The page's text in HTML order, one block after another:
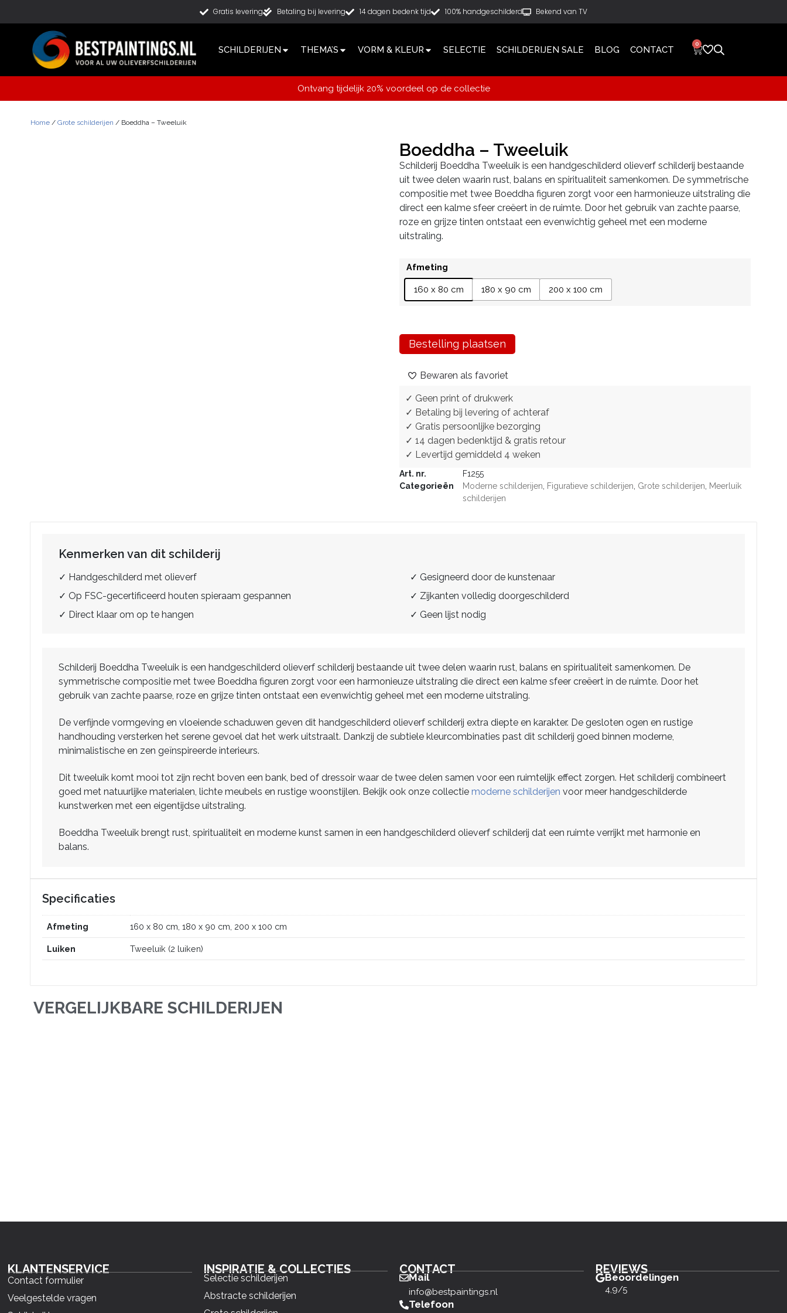
Gratis levering Betaling bij levering 14 dagen bedenk tijd 100% handgeschilderd Bekend van TV
SCHILDERIJEN THEMA’S VORM & KLEUR SELECTIE SCHILDERIJEN SALE BLOG CONTACT
0
Ontvang tijdelijk 20% voordeel op de collectie
Home / Grote schilderijen / Boeddha – Tweeluik
Boeddha – Tweeluik
Schilderij Boeddha Tweeluik is een handgeschilderd olieverf schilderij bestaande
uit twee delen waarin rust, balans en spiritualiteit samenkomen. De symmetrische
compositie met twee Boeddha figuren zorgt voor een harmonieuze uitstraling die
direct een kalme sfeer creëert in de ruimte. Door het gebruik van zachte paarse,
roze en grijze tinten ontstaat een evenwichtig geheel met een moderne
uitstraling.
Afmeting
160 x 80 cm 180 x 90 cm 200 x 100 cm
Bestelling plaatsen
Bewaren als favoriet
✓ Geen print of drukwerk
✓ Betaling bij levering of achteraf
✓ Gratis persoonlijke bezorging
✓ 14 dagen bedenktijd & gratis retour
✓ Levertijd gemiddeld 4 weken
Art. nr.
F1255
Categorieën
Moderne schilderijen Figuratieve schilderijen Grote schilderijen
Meerluik
schilderijen
Kenmerken van dit schilderij
✓ Handgeschilderd met olieverf
✓ Gesigneerd door de kunstenaar
✓ Op FSC-gecertificeerd houten spieraam gespannen
✓ Zijkanten volledig doorgeschilderd
✓ Direct klaar om op te hangen
✓ Geen lijst nodig
Schilderij Boeddha Tweeluik is een handgeschilderd olieverf schilderij bestaande uit twee delen waarin rust, balans en spiritualiteit samenkomen. De
symmetrische compositie met twee Boeddha figuren zorgt voor een harmonieuze uitstraling die direct een kalme sfeer creëert in de ruimte. Door het
gebruik van zachte paarse, roze en grijze tinten ontstaat een evenwichtig geheel met een moderne uitstraling.
De verfijnde vormgeving en vloeiende schaduwen geven dit handgeschilderd olieverf schilderij extra diepte en karakter. De gesloten ogen en rustige
handhouding versterken het serene gevoel dat het werk uitstraalt. Dankzij de subtiele kleurcombinaties past dit schilderij goed binnen moderne,
minimalistische en zen geïnspireerde interieurs.
Dit tweeluik komt mooi tot zijn recht boven een bank, bed of dressoir waar de twee delen samen voor een ruimtelijk effect zorgen. Het schilderij combineert
goed met natuurlijke materialen, lichte meubels en rustige woonstijlen. Bekijk ook onze collectie moderne schilderijen voor meer handgeschilderde
kunstwerken met een eigentijdse uitstraling.
Boeddha Tweeluik brengt rust, spiritualiteit en moderne kunst samen in een handgeschilderd olieverf schilderij dat een ruimte verrijkt met harmonie en
balans.
Specificaties
Afmeting 160 x 80 cm, 180 x 90 cm, 200 x 100 cm
Luiken Tweeluik (2 luiken)
VERGELIJKBARE SCHILDERIJEN
KLANTENSERVICE
Contact formulier
Veelgestelde vragen
INSPIRATIE & COLLECTIES
Selectie schilderijen
Abstracte schilderijen
CONTACT
Mail
info@bestpaintings.nl
Telefoon
REVIEWS
Beoordelingen
4,9/5